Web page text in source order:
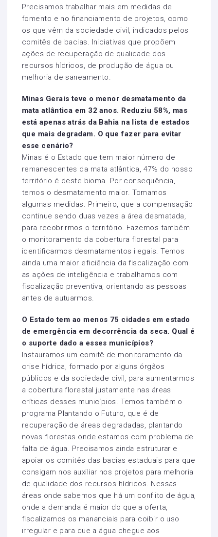
Precisamos trabalhar mais em medidas de
fomento e no financiamento de projetos, como
os que vêm da sociedade civil, indicados pelos
comitês de bacias. Iniciativas que propõem
ações de recuperação de qualidade dos
recursos hídricos, de produção de água ou
melhoria de saneamento.
Minas Gerais teve o menor desmatamento da
mata atlântica em 32 anos. Reduziu 58%, mas
está apenas atrás da Bahia na lista de estados
que mais degradam. O que fazer para evitar
esse cenário?
Minas é o Estado que tem maior número de
remanescentes da mata atlântica, 47% do nosso
território é deste bioma. Por consequência,
temos o desmatamento maior. Tomamos
algumas medidas. Primeiro, que a compensação
continue sendo duas vezes a área desmatada,
para recobrirmos o território. Fazemos também
o monitoramento da cobertura florestal para
identificarmos desmatamentos ilegais. Temos
ainda uma maior eficiência da fiscalização com
as ações de inteligência e trabalhamos com
fiscalização preventiva, orientando as pessoas
antes de autuarmos.
O Estado tem ao menos 75 cidades em estado
de emergência em decorrência da seca. Qual é
o suporte dado a esses municípios?
Instauramos um comitê de monitoramento da
crise hídrica, formado por alguns órgãos
públicos e da sociedade civil, para aumentarmos
a cobertura florestal justamente nas áreas
críticas desses municípios. Temos também o
programa Plantando o Futuro, que é de
recuperação de áreas degradadas, plantando
novas florestas onde estamos com problema de
falta de água. Precisamos ainda estruturar e
apoiar os comitês das bacias estaduais para que
consigam nos auxiliar nos projetos para melhoria
de qualidade dos recursos hídricos. Nessas
áreas onde sabemos que há um conflito de água,
onde a demanda é maior do que a oferta,
fiscalizamos os mananciais para coibir o uso
irregular e para que a água chegue aos